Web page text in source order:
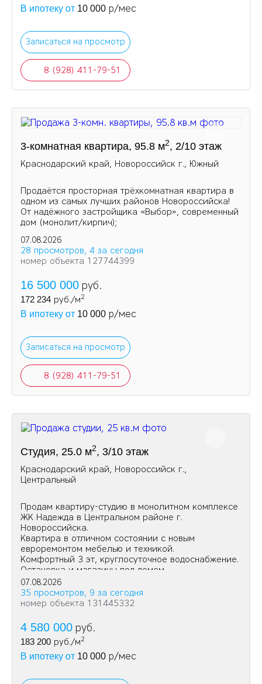
В ипотеку от 10 000 р/мес
Записаться на просмотр
8 (928) 411-79-51
3-комнатная квартира, 95.8 м2, 2/10 этаж
Краснодарский край, Новороссийск г., Южный
Продаётся просторная трёхкомнатная квартира в
одном из самых лучших районов Новороссийска!
От надёжного застройщика «Выбор», современный
дом (монолит/кирпич);
07.08.2026
28 просмотров, 4 за сегодня
номер объекта 127744399
16 500 000 руб.
172 234 руб./м2
В ипотеку от 10 000 р/мес
Записаться на просмотр
8 (928) 411-79-51
Студия, 25.0 м2, 3/10 этаж
Краснодарский край, Новороссийск г.,
Центральный
Продам квартиру-студию в монолитном комплексе
ЖК Надежда в Центральном районе г.
Новороссийска.
Квартира в отличном состоянии с новым
евроремонтом мебелью и техникой.
Комфортный 3 эт, круглосуточное водоснабжение.
Остановка и магазины под домом.
07.08.2026
35 просмотров, 9 за сегодня
номер объекта 131445332
4 580 000 руб.
183 200 руб./м2
В ипотеку от 10 000 р/мес